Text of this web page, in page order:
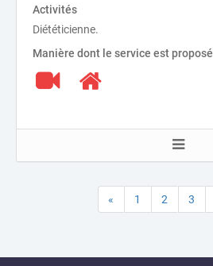
Activités
Diététicienne.
Manière dont le service est proposé
« 1 2 3